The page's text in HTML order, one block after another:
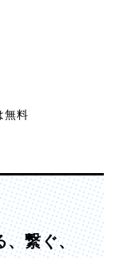
無料
、繋ぐ、